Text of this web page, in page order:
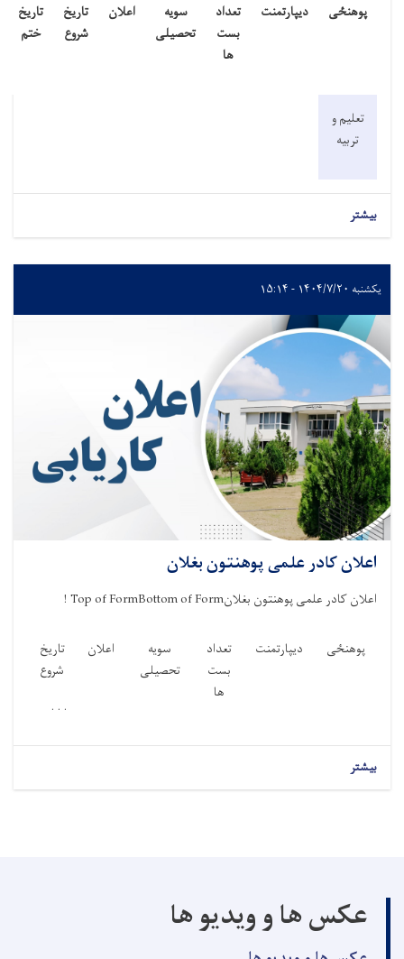
پوهنځی
ديپارتمنت
تعداد
بست
ها
سویه
تحصیلی
اعلان
تاریخ
شروع
تاریخ
ختم
تعلیم و
تربیه
بیشتر
یکشنبه ۱۴۰۴/۷/۲۰ - ۱۵:۱۴
اعلان کادر علمی پوهنتون بغلان
اعلان کادر علمی پوهنتون بغلان ! Top of FormBottom of Form
پوهنځی ديپارتمنت
تعداد
بست
ها
سویه
تحصیلی
اعلان
تاریخ
شروع
. . .
بیشتر
عکس ها و ویدیو ها